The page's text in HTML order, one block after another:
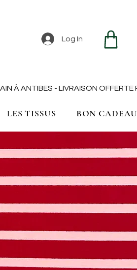
Log In
LES TISSUS BON CADEAU